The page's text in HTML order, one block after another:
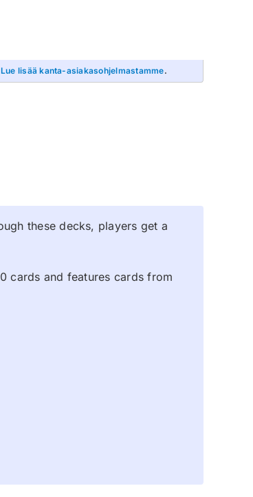
Lue lisää kanta-asiakasohjelmastamme.
these decks, players get a
cards and features cards from